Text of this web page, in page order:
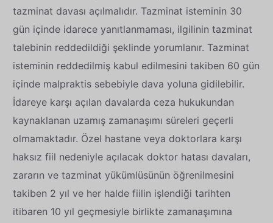
tazminat davası açılmalıdır. Tazminat isteminin 30
gün içinde idarece yanıtlanmaması, ilgilinin tazminat
talebinin reddedildiği şeklinde yorumlanır. Tazminat
isteminin reddedilmiş kabul edilmesini takiben 60 gün
içinde malpraktis sebebiyle dava yoluna gidilebilir.
İdareye karşı açılan davalarda ceza hukukundan
kaynaklanan uzamış zamanaşımı süreleri geçerli
olmamaktadır. Özel hastane veya doktorlara karşı
haksız fiil nedeniyle açılacak doktor hatası davaları,
zararın ve tazminat yükümlüsünün öğrenilmesini
takiben 2 yıl ve her halde fiilin işlendiği tarihten
itibaren 10 yıl geçmesiyle birlikte zamanaşımına